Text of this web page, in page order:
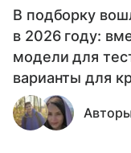
В подборку
в 2026 году:
модели для
варианты для